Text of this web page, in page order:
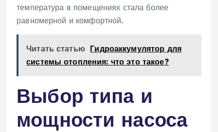
температура в помещениях стала более
равномерной и комфортной.
Читать статью Гидроаккумулятор для
системы отопления: что это такое?
Выбор типа и
мощности насоса